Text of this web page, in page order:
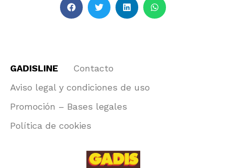
GADISLINE
Contacto
Aviso legal y condiciones de uso
Promoción – Bases legales
Política de cookies